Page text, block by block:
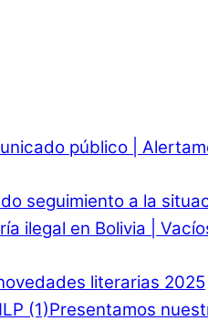
público |
seguimiento a la
ilegal en Bolivia |
literarias 2025
Presentamos